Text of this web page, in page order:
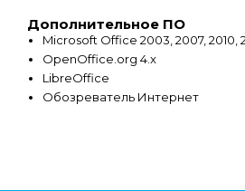
Дополнительное ПО
Microsoft Office 2003, 2007, 2010,
OpenOffice.org 4.x
LibreOffice
Обозреватель Интернет